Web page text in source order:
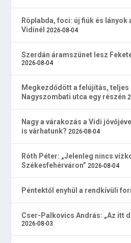
Röplabda, foci: új fiúk és lányok
Vidinél 2026-08-04
Szerdán áramszünet lesz
2026-08-04
Megkezdődött a felújítás, teljes
Nagyszombati utca egy részén
Nagy a várakozás a Vidi
is várhatunk? 2026-08-04
Róth Péter: „Jelenleg nincs
Székesfehérváron” 2026-08-04
Péntektől enyhül a rendkívüli
Cser-Palkovics András: „Az itt
2026-08-03